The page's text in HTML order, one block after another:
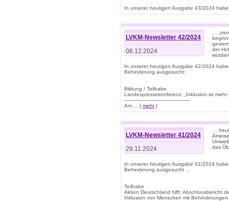
In unserer heutigen Ausgabe 43/2024
LVKM-Newsletter 42/2024
06.12.2024
…
der
In unserer heutigen Ausgabe 42/2024
Behinderung ausgesucht:
Bildung / Teilhabe
Landespressekonferenz: „Inklusion ist mehr
-------------------------------------------
Am ... [ mehr]
LVKM-Newsletter 41/2024
29.11.2024
…
das
In unserer heutigen Ausgabe 41/2024
Behinderung ausgesucht ...
Teilhabe
Aktion Deutschland hilft: Abschlussbericht
Inklusion von Menschen mit